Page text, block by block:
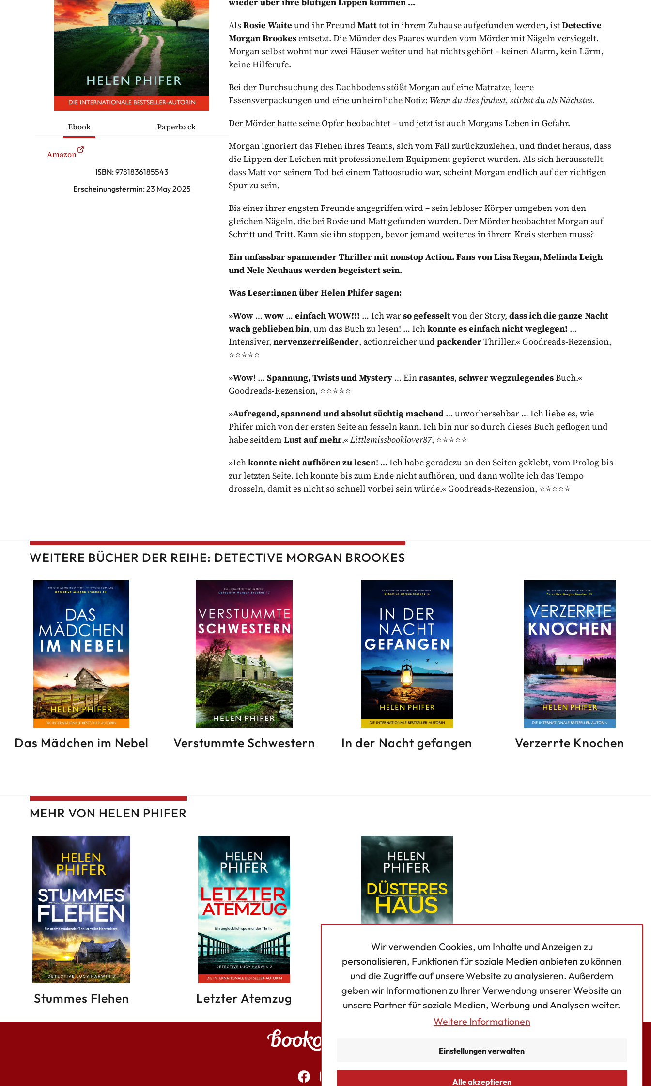
Romane
Komödien
Ebook Paperback
Amazon
ISBN:9781836185543
Erscheinungstermin:23 May 2025
AlsRosie Waite und ihr FreundMatttot in ihrem Zuhause aufgefunden werden, istDetective
Morgan Brookesentsetzt. Die Münder des Paares wurden vom Mörder mit Nägeln versiegelt.
Morgan selbst wohnt nur zwei Häuser weiter und hat nichts gehört – keinen Alarm, kein Lärm,
keine Hilferufe.
Bei der Durchsuchung des Dachbodens stößt Morgan auf eine Matratze, leere
Essensverpackungen und eine unheimliche Notiz: Wenn du dies findest, stirbst du als Nächstes.
Der Mörder hatte seine Opfer beobachtet – und jetzt ist auch Morgans Leben in Gefahr.
Morgan ignoriert das Flehen ihres Teams, sich vom Fall zurückzuziehen, und findet heraus, dass
die Lippen der Leichen mit professionellem Equipment gepierct wurden. Als sich herausstellt,
dass Matt vor seinem Tod bei einem Tattoostudio war, scheint Morgan endlich auf der richtigen
Spur zu sein.
Bis einer ihrer engsten Freunde angegriffen wird – sein lebloser Körper umgeben von den
gleichen Nägeln, die bei Rosie und Matt gefunden wurden. Der Mörder beobachtet Morgan auf
Schritt und Tritt. Kann sie ihn stoppen, bevor jemand weiteres in ihrem Kreis sterben muss?
Ein unfassbar spannender Thriller mit nonstop Action. Fans von Lisa Regan, Melinda Leigh
und Nele Neuhaus werden begeistert sein.
Was Leser:innen über Helen Phifer sagen:
»Wow …wow …einfach WOW!!! … Ich warso gefesseltvon der Story,dass ich die ganze Nacht
wach geblieben bin, um das Buch zu lesen! … Ichkonnte es einfach nicht weglegen! …
Intensiver,nervenzerreißender, actionreicher undpackenderThriller.« Goodreads-Rezension,
⭐⭐⭐⭐⭐
»Wow! …Spannung, Twists und Mystery … Einrasantes, schwer wegzulegendesBuch.«
Goodreads-Rezension, ⭐⭐⭐⭐⭐
»Aufregend, spannend und absolut süchtig machend … unvorhersehbar … Ich liebe es, wie
Phifer mich von der ersten Seite an fesseln kann. Ich bin nur so durch dieses Buch geflogen und
habe seitdemLust auf mehr.«Littlemissbooklover87, ⭐⭐⭐⭐⭐
»Ichkonnte nicht aufhören zu lesen! … Ich habe geradezu an den Seiten geklebt, vom Prolog bis
zur letzten Seite. Ich konnte bis zum Ende nicht aufhören, und dann wollte ich das Tempo
drosseln, damit es nicht so schnell vorbei sein würde.« Goodreads-Rezension, ⭐⭐⭐⭐⭐
WEITERE BÜCHER DER REIHE: DETECTIVE MORGAN BROOKES
Das Mädchen im Nebel Verstummte Schwestern In der Nacht gefangen Verzerrte Knochen
MEHR VON HELEN PHIFER
Stummes Flehen Letzter Atemzug Düsteres Haus
Facebook
Wir verwenden Cookies, um Inhalte und Anzeigen zu
personalisieren, Funktionen für soziale Medien anbieten zu können
und die Zugriffe auf unsere Website zu analysieren. Außerdem
geben wir Informationen zu Ihrer Verwendung unserer Website an
unsere Partner für soziale Medien, Werbung und Analysen weiter.
Weitere Informationen
Einstellungen verwalten
Essentielle CookiesAlle akzeptieren